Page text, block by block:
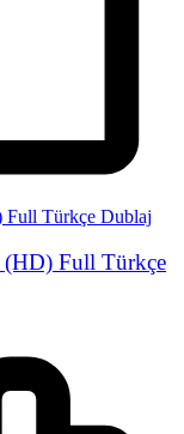
(HD) Full Türkçe